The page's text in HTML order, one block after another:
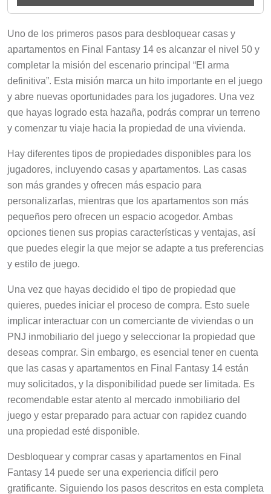
Uno de los primeros pasos para desbloquear casas y
apartamentos en Final Fantasy 14 es alcanzar el nivel 50 y
completar la misión del escenario principal “El arma
definitiva”. Esta misión marca un hito importante en el juego
y abre nuevas oportunidades para los jugadores. Una vez
que hayas logrado esta hazaña, podrás comprar un terreno
y comenzar tu viaje hacia la propiedad de una vivienda.
Hay diferentes tipos de propiedades disponibles para los
jugadores, incluyendo casas y apartamentos. Las casas
son más grandes y ofrecen más espacio para
personalizarlas, mientras que los apartamentos son más
pequeños pero ofrecen un espacio acogedor. Ambas
opciones tienen sus propias características y ventajas, así
que puedes elegir la que mejor se adapte a tus preferencias
y estilo de juego.
Una vez que hayas decidido el tipo de propiedad que
quieres, puedes iniciar el proceso de compra. Esto suele
implicar interactuar con un comerciante de viviendas o un
PNJ inmobiliario del juego y seleccionar la propiedad que
deseas comprar. Sin embargo, es esencial tener en cuenta
que las casas y apartamentos en Final Fantasy 14 están
muy solicitados, y la disponibilidad puede ser limitada. Es
recomendable estar atento al mercado inmobiliario del
juego y estar preparado para actuar con rapidez cuando
una propiedad esté disponible.
Desbloquear y comprar casas y apartamentos en Final
Fantasy 14 puede ser una experiencia difícil pero
gratificante. Siguiendo los pasos descritos en esta completa